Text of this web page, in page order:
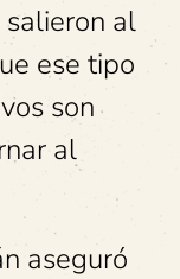
al
ese tipo
son
al
aseguró